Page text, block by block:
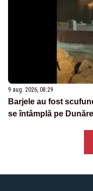
9 aug. 2026, 08:29
Barjele au fost
se întâmplă pe Dunăre